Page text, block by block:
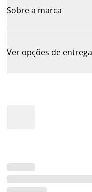
Sobre a marca
Ver opções de entrega